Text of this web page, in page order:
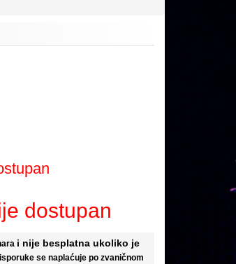
dostupan
i nije besplatna ukoliko je
se naplaćuje po zvaničnom